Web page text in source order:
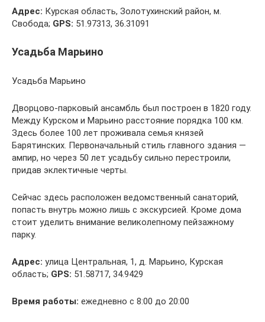
Адрес: Курская область, Золотухинский район, м.
Свобода; GPS: 51.97313, 36.31091
Усадьба Марьино
Усадьба Марьино
Дворцово-парковый ансамбль был построен в 1820 году.
Между Курском и Марьино расстояние порядка 100 км.
Здесь более 100 лет проживала семья князей
Барятинских. Первоначальный стиль главного здания —
ампир, но через 50 лет усадьбу сильно перестроили,
придав эклектичные черты.
Сейчас здесь расположен ведомственный санаторий,
попасть внутрь можно лишь с экскурсией. Кроме дома
стоит уделить внимание великолепному пейзажному
парку.
Адрес: улица Центральная, 1, д. Марьино, Курская
область; GPS: 51.58717, 34.9429
Время работы: ежедневно с 8:00 до 20:00